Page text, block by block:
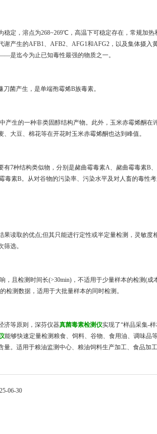
定，溶点为268~269℃，高温下可稳定存在，常规加热
产生的AFB1、AFB2、AFG1和AFG2，以及集体摄入
是迄今为止已知毒性最强的物质之一。
菌产生，是单端孢霉烯B族毒素。
产生的一种非类固醇结构产物。此外，玉米赤霉烯酮在
大豆、棉花等在开花时玉米赤霉烯酮也达到峰值。
7种结构类似物，分别是赭曲霉毒素A、赭曲霉毒素B
素B。从对谷物的污染率、污染水平及对人畜的毒性
读取的优点;但其只能进行定性或半定量检测，灵敏度
选。
且检测时间长(>30min)，不适用于少量样本的检测(成
检测数据，适用于大批量样本的同时检测。
济等原则，深芬仪器真菌毒素检测仪实现了“样品采集-
能够快速定量检测粮食、饲料、谷物、食用油、调味品
。适用于粮油监测中心、粮油饲料生产加工、食品加
06-30